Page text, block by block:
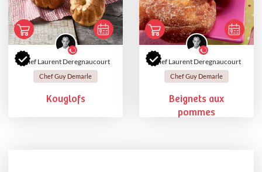
Chef Laurent Deregnaucourt
Chef Guy Demarle
Kouglofs
Chef Laurent Deregnaucourt
Chef Guy Demarle
Beignets aux
pommes